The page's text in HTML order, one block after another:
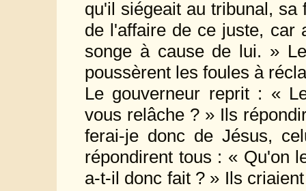
qu'il siégeait au tribunal,
de l'affaire de ce juste, car
songe à cause de lui. »
poussèrent les foules à
Le gouverneur reprit : «
vous relâche ? » Ils
ferai-je donc de Jésus,
répondirent tous : « Qu'on
a-t-il donc fait ? » Ils